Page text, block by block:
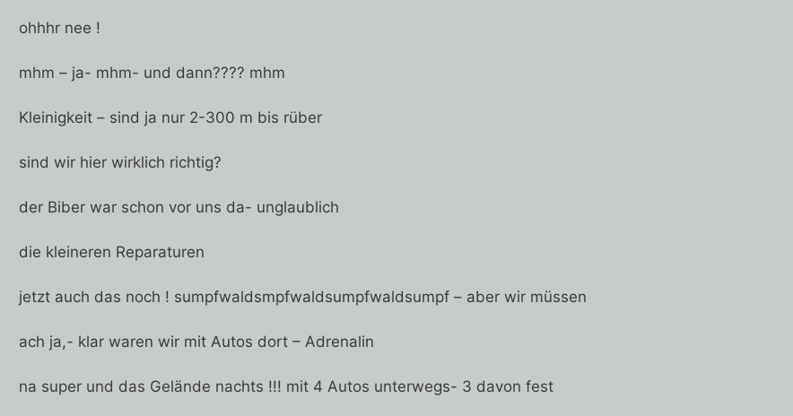
ohhhr nee !
mhm – ja- mhm- und dann???? mhm
Kleinigkeit – sind ja nur 2-300 m bis rüber
sind wir hier wirklich richtig?
der Biber war schon vor uns da- unglaublich
die kleineren Reparaturen
jetzt auch das noch ! sumpfwaldsmpfwaldsumpfwaldsumpf – aber wir müssen
ach ja,- klar waren wir mit Autos dort – Adrenalin
na super und das Gelände nachts !!! mit 4 Autos unterwegs- 3 davon fest